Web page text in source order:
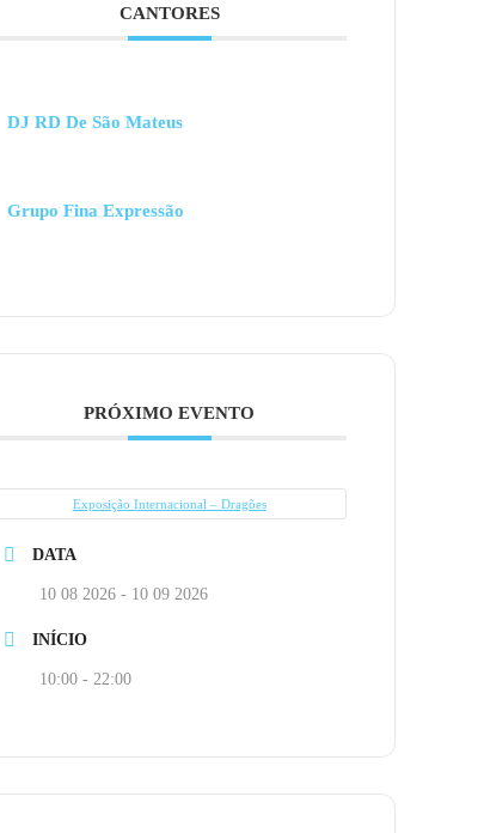
CANTORES
DJ RD De São Mateus
Grupo Fina Expressão
PRÓXIMO EVENTO
Exposição Internacional – Dragões
DATA
10 08 2026 - 10 09 2026
INÍCIO
10:00 - 22:00